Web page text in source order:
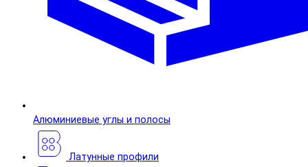
Алюминиевые углы и полосы
Латунные профили